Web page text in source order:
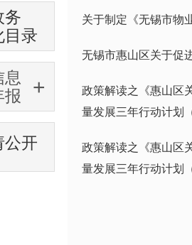
录
政策信息
务
目录
息
报
公开
关于制定《无锡市物
无锡市惠山区关于促
政策解读之《惠山区
量发展三年行动计划
政策解读之《惠山区
量发展三年行动计划